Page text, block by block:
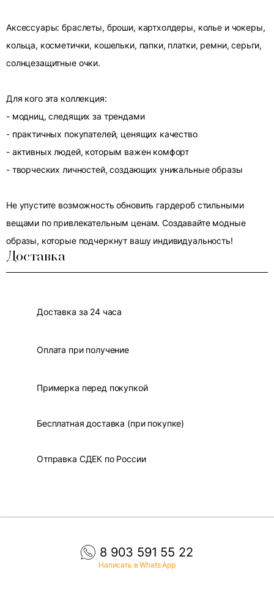
Аксессуары: браслеты, броши, картхолдеры, колье и чокеры,
кольца, косметички, кошельки, папки, платки, ремни, серьги,
солнцезащитные очки.
Для кого эта коллекция:
- модниц, следящих за трендами
- практичных покупателей, ценящих качество
- активных людей, которым важен комфорт
- творческих личностей, создающих уникальные образы
Не упустите возможность обновить гардероб стильными
вещами по привлекательным ценам. Создавайте модные
образы, которые подчеркнут вашу индивидуальность!
Доставка
Доставка за 24 часа
Оплата при получение
Примерка перед покупкой
Бесплатная доставка (при покупке)
Отправка СДЕК по России
8 903 591 55 22
Написать в Whats App